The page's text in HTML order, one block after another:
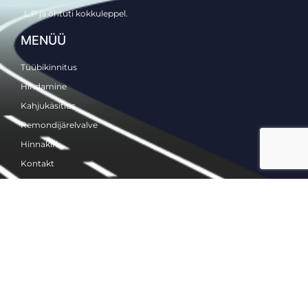
L,P ja õhtuti kokkuleppel.
MENÜÜ
Tüübikinnitus
Hindamine
Kahjukäsitlus
Remondijärelvalve
Hinnakiri
Kontakt